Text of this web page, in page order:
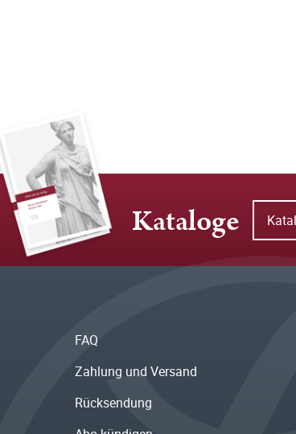
Kataloge
FAQ
Zahlung und Versand
Rücksendung